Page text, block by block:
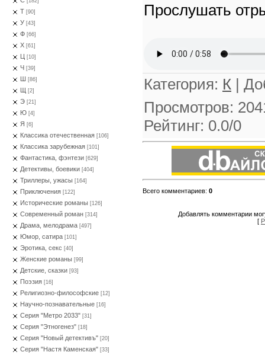
Т [90]
У [43]
Ф [66]
Х [61]
Ц [10]
Ч [39]
Ш [86]
Щ [2]
Э [21]
Ю [4]
Я [6]
Классика отечественная [106]
Классика зарубежная [101]
Фантастика, фэнтези [629]
Детективы, боевики [404]
Триллеры, ужасы [164]
Приключения [122]
Исторические романы [126]
Современный роман [314]
Драма, мелодрама [497]
Юмор, сатира [101]
Эротика, секс [40]
Женские романы [99]
Детские, сказки [93]
Поэзия [16]
Религиозно-философские [12]
Научно-познавательные [16]
Серия "Метро 2033" [31]
Серия "Этногенез" [18]
Серия "Новый детективъ" [20]
Серия "Настя Каменская" [33]
Прослушать
Категория: К |
Просмотров:
Рейтинг: 0.0/0
Всего комментариев: 0
Добавлять комментарии
[